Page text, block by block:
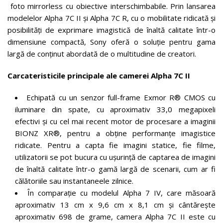
foto mirrorless cu obiective interschimbabile. Prin lansarea
modelelor Alpha 7C II și Alpha 7C R, cu o mobilitate ridicată și
posibilități de exprimare imagistică de înaltă calitate într-o
dimensiune compactă, Sony oferă o soluție pentru gama
largă de conținut abordată de o multitudine de creatori.
Carcateristicile principale ale camerei Alpha 7C II
Echipată cu un senzor full-frame Exmor R® CMOS cu
iluminare din spate, cu aproximativ 33,0 megapixeli
efectivi și cu cel mai recent motor de procesare a imaginii
BIONZ XR®, pentru a obține performanțe imagistice
ridicate. Pentru a capta fie imagini statice, fie filme,
utilizatorii se pot bucura cu ușurință de captarea de imagini
de înaltă calitate într-o gamă largă de scenarii, cum ar fi
călătoriile sau instantaneele zilnice.
În comparație cu modelul Alpha 7 IV, care măsoară
aproximativ 13 cm x 9,6 cm x 8,1 cm și cântărește
aproximativ 698 de grame, camera Alpha 7C II este cu